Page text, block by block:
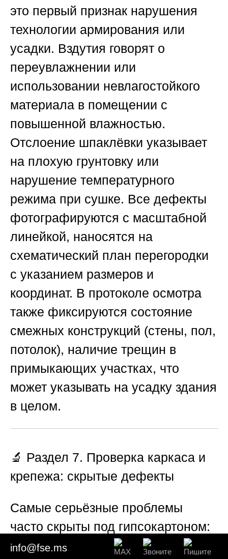
это первый признак нарушения
технологии армирования или
усадки. Вздутия говорят о
переувлажнении или
использовании невлагостойкого
материала в помещении с
повышенной влажностью.
Отслоение шпаклёвки указывает
на плохую грунтовку или
нарушение температурного
режима при сушке. Все дефекты
фотографируются с масштабной
линейкой, наносятся на
схематический план перегородки
с указанием размеров и
координат. В протоколе осмотра
также фиксируются состояние
смежных конструкций (стены, пол,
потолок), наличие трещин в
примыкающих участках, что
может указывать на усадку здания
в целом.
🔬 Раздел 7. Проверка каркаса и
крепежа: скрытые дефекты
Самые серьёзные проблемы
часто скрыты под гипсокартоном:
неправильный шаг стоек,
info@fse.ms